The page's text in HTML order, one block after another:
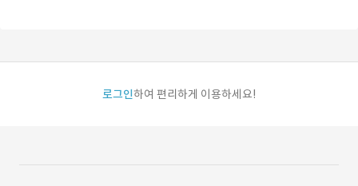
로그인하여 편리하게 이용하세요!